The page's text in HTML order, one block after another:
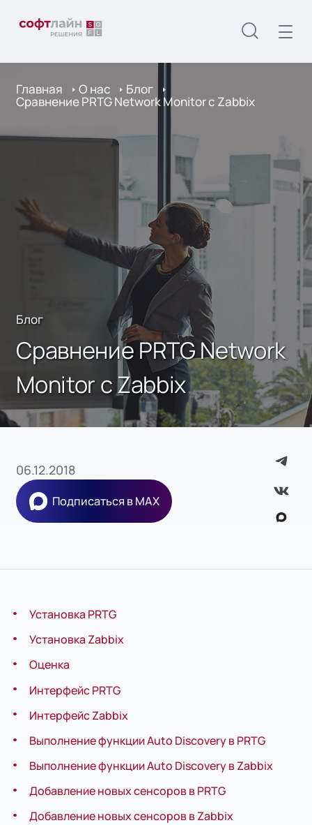
Главная О нас Блог
Сравнение PRTG Network Monitor с Zabbix
Блог
Сравнение PRTG Network
Monitor с Zabbix
06.12.2018
Подписаться в MAX
Установка PRTG
Установка Zabbix
Оценка
Интерфейс PRTG
Интерфейс Zabbix
Выполнение функции Auto Discovery в PRTG
Выполнение функции Auto Discovery в Zabbix
Добавление новых сенсоров в PRTG
Добавление новых сенсоров в Zabbix